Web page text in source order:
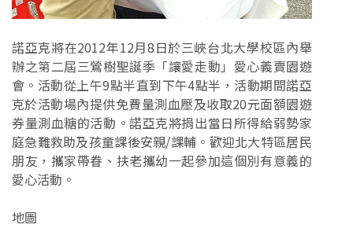
諾亞克將在2012年12月8日於三峽台北大學校區內舉
辦之第二屆三鶯樹聖誕季「讓愛走動」愛心義賣園遊
會。活動從上午9點半直到下午4點半，活動期間諾亞
克於活動場內提供免費量測血壓及收取20元面額園遊
券量測血糖的活動。諾亞克將捐出當日所得給弱勢家
庭急難救助及孩童課後安親/課輔。歡迎北大特區居民
朋友，攜家帶眷、扶老攜幼一起參加這個別有意義的
愛心活動。
地圖